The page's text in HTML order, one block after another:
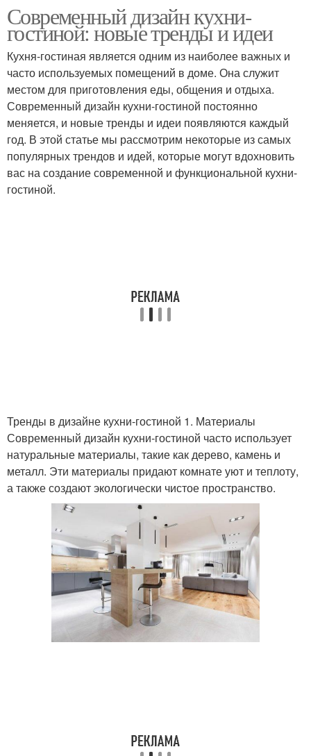
Современный дизайн кухни-
гостиной: новые тренды и идеи
Кухня-гостиная является одним из наиболее важных и
часто используемых помещений в доме. Она служит
местом для приготовления еды, общения и отдыха.
Современный дизайн кухни-гостиной постоянно
меняется, и новые тренды и идеи появляются каждый
год. В этой статье мы рассмотрим некоторые из самых
популярных трендов и идей, которые могут вдохновить
вас на создание современной и функциональной кухни-
гостиной.
Тренды в дизайне кухни-гостиной 1. Материалы
Современный дизайн кухни-гостиной часто использует
натуральные материалы, такие как дерево, камень и
металл. Эти материалы придают комнате уют и теплоту,
а также создают экологически чистое пространство.